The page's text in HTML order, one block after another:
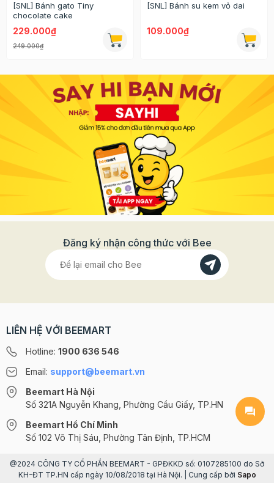
[SNL] Bánh gato Tiny
chocolate cake
229.000₫
249.000₫
[SNL] Bánh su kem vỏ dai
109.000₫
Đăng ký nhận công thức với Bee
LIÊN HỆ VỚI BEEMART
Hotline: 1900 636 546
Email: support@beemart.vn
Beemart Hà Nội
Số 321A Nguyễn Khang, Phường Cầu Giấy, TP.HN
Beemart Hồ Chí Minh
Số 102 Võ Thị Sáu, Phường Tân Định, TP.HCM
@2024 CÔNG TY CỔ PHẦN BEEMART - GPĐKKD số: 0107285100 do Sở
KH-ĐT TP.HN cấp ngày 10/08/2018 tại Hà Nội. | Cung cấp bởi Sapo